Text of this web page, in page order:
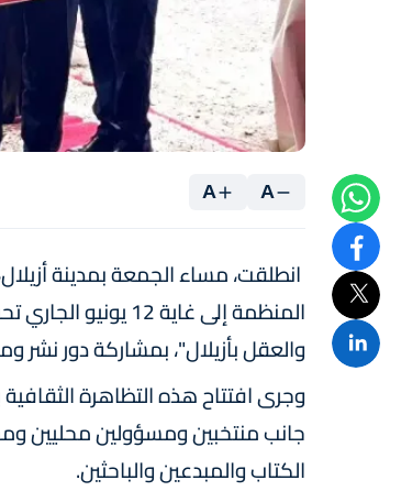
A
A
انطلقت، مساء الجمعة بمدينة
المنظمة إلى
والعقل بأزيلال"، بمشاركة دور
وجرى افتتاح هذه التظاهرة
جانب منتخبين ومسؤولين محليين
الكتاب والمبدعين والباحثين.